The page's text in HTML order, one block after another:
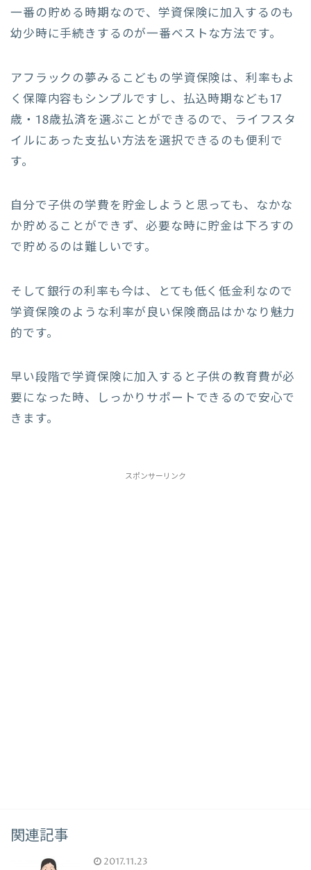
一番の貯める時期なので、学資保険に加入するのも
幼少時に手続きするのが一番ベストな方法です。
アフラックの夢みるこどもの学資保険は、利率もよ
く保障内容もシンプルですし、払込時期なども17
歳・18歳払済を選ぶことができるので、ライフスタ
イルにあった支払い方法を選択できるのも便利で
す。
自分で子供の学費を貯金しようと思っても、なかな
か貯めることができず、必要な時に貯金は下ろすの
で貯めるのは難しいです。
そして銀行の利率も今は、とても低く低金利なので
学資保険のような利率が良い保険商品はかなり魅力
的です。
早い段階で学資保険に加入すると子供の教育費が必
要になった時、しっかりサポートできるので安心で
きます。
スポンサーリンク
関連記事
2017.11.23